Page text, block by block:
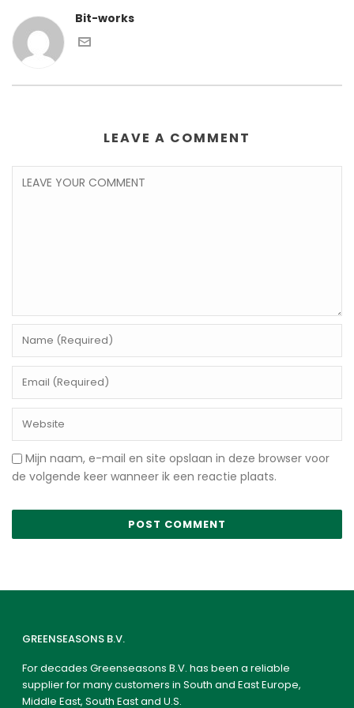
Bit-works
LEAVE A COMMENT
Mijn naam, e-mail en site opslaan in deze browser voor
de volgende keer wanneer ik een reactie plaats.
GREENSEASONS B.V.
For decades Greenseasons B.V. has been a reliable
supplier for many customers in South and East Europe,
Middle East, South East and U.S.